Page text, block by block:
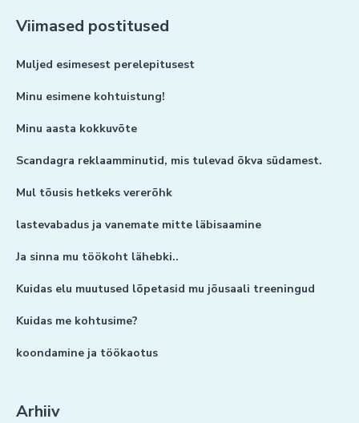
Viimased postitused
Muljed esimesest perelepitusest
Minu esimene kohtuistung!
Minu aasta kokkuvõte
Scandagra reklaamminutid, mis tulevad õkva südamest.
Mul tõusis hetkeks vererõhk
lastevabadus ja vanemate mitte läbisaamine
Ja sinna mu töökoht lähebki..
Kuidas elu muutused lõpetasid mu jõusaali treeningud
Kuidas me kohtusime?
koondamine ja töökaotus
Arhiiv